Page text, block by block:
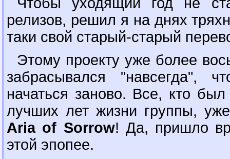
релизов, решил я на днях
таки свой старый-старый
Этому проекту уже более
забрасывался "навсегда",
начаться заново. Все, кто
лучших лет жизни группы,
Aria of Sorrow! Да, пришло
этой эпопее.